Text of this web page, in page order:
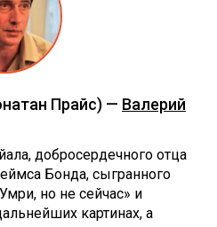
Прайс) — Валерий
добросердечного отца
Бонда, сыгранного
но не сейчас» и
картинах, а